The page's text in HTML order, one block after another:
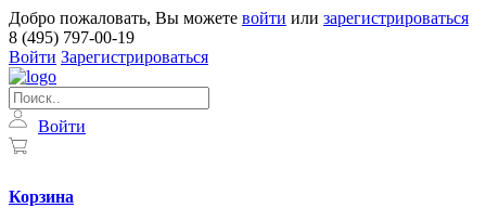
Добро пожаловать, Вы можете войти или зарегистрироваться
8 (495) 797-00-19
Войти Зарегистрироваться
Войти
Корзина